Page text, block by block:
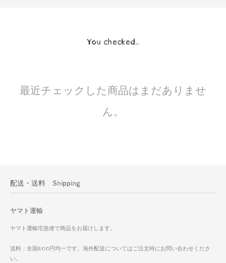
You checked..
最近チェックした商品はまだありませ
ん。
配送・送料 Shipping
ヤマト運輸
ヤマト運輸宅急便で商品をお届けします。
送料：全国800円均一です。海外配送についてはご注文時にお問い合わせくださ
い。